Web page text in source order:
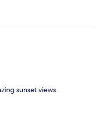
sunset views.